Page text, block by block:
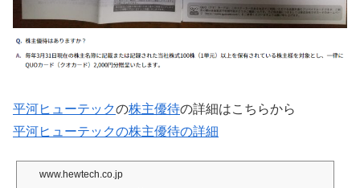
平河ヒューテックの株主優待の詳細はこちらから
平河ヒューテックの株主優待の詳細
www.hewtech.co.jp